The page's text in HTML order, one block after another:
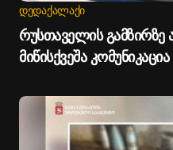
ᲓᲔᲓᲐᲥᲐᲚᲐᲥᲘ
რუსთაველის გამზირზე
მიწისქვეშა